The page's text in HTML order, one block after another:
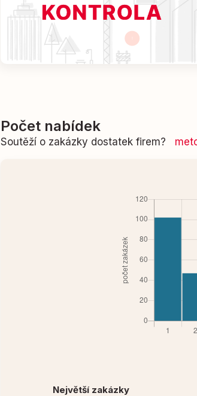
Počet nabídek
Soutěží o zakázky dostatek firem?
Největší zakázky